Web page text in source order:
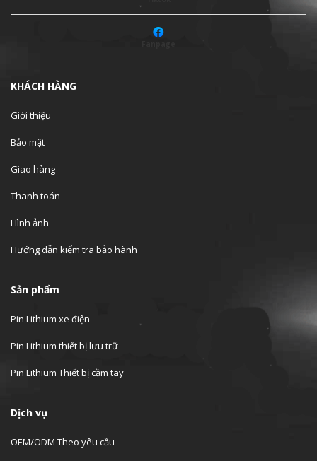
KHÁCH HÀNG
Giới thiệu
Bảo mật
Giao hàng
Thanh toán
Hình ảnh
Hướng dẫn kiểm tra bảo hành
Sản phẩm
Pin Lithium xe điện
Pin Lithium thiết bị lưu trữ
Pin Lithium Thiết bị cầm tay
Dịch vụ
OEM/ODM Theo yêu cầu